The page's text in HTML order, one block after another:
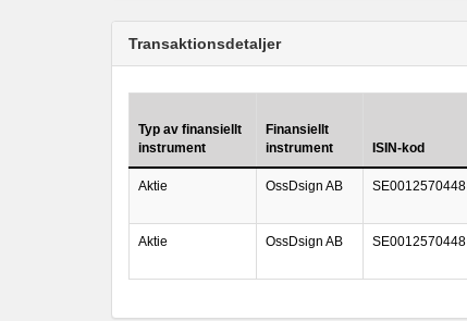
Transaktionsdetaljer
Typ av finansiellt
instrument
Finansiellt
instrument
ISIN-kod
Aktie OssDsign AB SE0012570448
Aktie OssDsign AB SE0012570448